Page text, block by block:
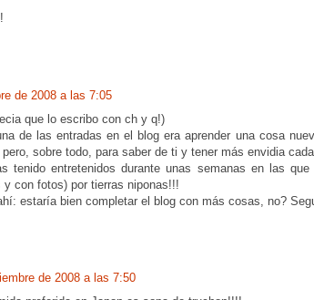
de 2008 a las 7:05
que lo escribo con ch y q!)
de las entradas en el blog era aprender una cosa
sobre todo, para saber de ti y tener más envidia
tenido entretenidos durante unas semanas en las
y con fotos) por tierras niponas!!!
estaría bien completar el blog con más cosas, no?
de 2008 a las 7:50